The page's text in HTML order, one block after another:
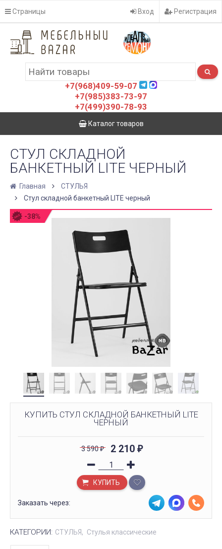
Страницы Вход Регистрация
+7(968)409-59-07
+7(985)383-73-97
+7(499)390-78-93
Каталог товаров
СТУЛ СКЛАДНОЙ
БАНКЕТНЫЙ LITE ЧЕРНЫЙ
Главная
СТУЛЬЯ
Стул складной банкетный LITE черный
-38%
КУПИТЬ СТУЛ СКЛАДНОЙ БАНКЕТНЫЙ LITE
ЧЕРНЫЙ
3 590₽ 2 210 ₽
КУПИТЬ
Заказать через:
КАТЕГОРИИ: СТУЛЬЯ Стулья классические